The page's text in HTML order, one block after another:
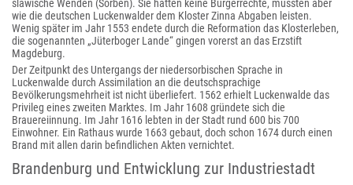
slawische Wenden (Sorben). Sie hatten keine Bürgerrechte, mussten aber
wie die deutschen Luckenwalder dem Kloster Zinna Abgaben leisten.
Wenig später im Jahr 1553 endete durch die Reformation das Klosterleben,
die sogenannten „Jüterboger Lande“ gingen vorerst an das Erzstift
Magdeburg.
Der Zeitpunkt des Untergangs der niedersorbischen Sprache in
Luckenwalde durch Assimilation an die deutschsprachige
Bevölkerungsmehrheit ist nicht überliefert. 1562 erhielt Luckenwalde das
Privileg eines zweiten Marktes. Im Jahr 1608 gründete sich die
Brauereiinnung. Im Jahr 1616 lebten in der Stadt rund 600 bis 700
Einwohner. Ein Rathaus wurde 1663 gebaut, doch schon 1674 durch einen
Brand mit allen darin befindlichen Akten vernichtet.
Brandenburg und Entwicklung zur Industriestadt